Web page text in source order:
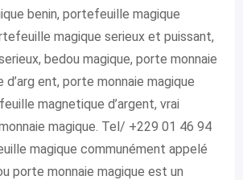
benin, portefeuille magique
magique serieux et puissant,
bedou magique, porte monnaie
d’arg ent, porte monnaie magique
magnetique d’argent, vrai
magique. Tel/ +229 01 46 94
magique communément appelé
porte monnaie magique est un